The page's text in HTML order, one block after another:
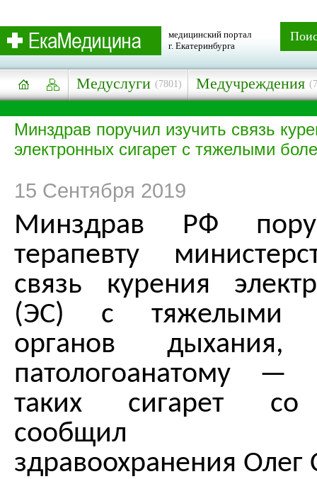
медицинский портал
г. Екатеринбурга
Медуслуги (7801) Медучреждения
Минздрав поручил изучить связь
электронных сигарет с тяжелыми
15 Сентября 2019
Минздрав РФ
терапевту
связь курения
(ЭС) с тяжелыми
органов
патологоанатому —
таких сигарет со
сообщил
здравоохранения Олег